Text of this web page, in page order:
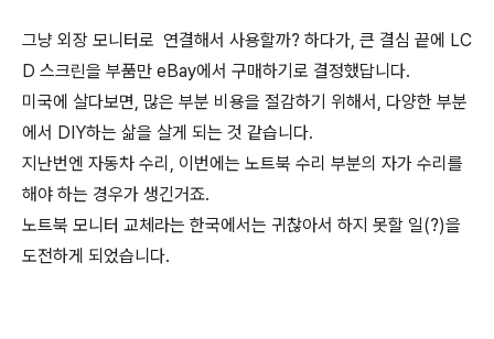
그냥 외장 모니터로 연결해서 사용할까? 하다가, 큰 결심 끝에 LC
D 스크린을 부품만 eBay에서 구매하기로 결정했답니다.
미국에 살다보면, 많은 부분 비용을 절감하기 위해서, 다양한 부분
에서 DIY하는 삶을 살게 되는 것 같습니다.
지난번엔 자동차 수리, 이번에는 노트북 수리 부분의 자가 수리를
해야 하는 경우가 생긴거죠.
노트북 모니터 교체라는 한국에서는 귀찮아서 하지 못할 일(?)을
도전하게 되었습니다.